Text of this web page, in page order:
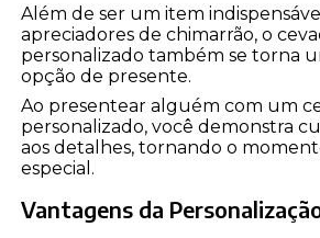
Além de ser um item
apreciadores de chimarrão, o
personalizado também se torna
opção de presente.
Ao presentear alguém com um
personalizado, você demonstra
aos detalhes, tornando o
especial.
Vantagens da